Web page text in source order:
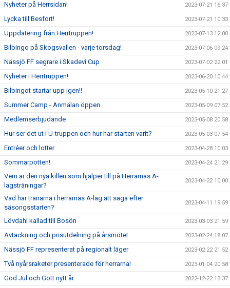
Nyheter på Herrsidan! 2023-07-21 16:37
Lycka till Besfort! 2023-07-21 10:33
Uppdatering från Herrtruppen! 2023-07-13 12:00
Bilbingo på Skogsvallen - varje torsdag! 2023-07-06 09:24
Nässjö FF segrare i Skadevi Cup 2023-07-02 22:01
Nyheter i Herrtruppen! 2023-06-20 10:44
Bilbingot startar upp igen!! 2023-05-10 21:27
Summer Camp - Anmälan öppen 2023-05-09 07:52
Medlemserbjudande 2023-05-08 20:58
Hur ser det ut i U-truppen och hur har starten varit? 2023-05-03 07:54
Entréer och lotter 2023-04-28 10:03
Sommarpotten! 2023-04-24 21:29
Vem är den nya killen som hjälper till på Herrarnas A-
lagsträningar?
2023-04-22 10:00
Vad har tränarna i herrarnas A-lag att säga efter
säsongsstarten?
2023-04-11 19:59
Lövdahl kallad till Bosön 2023-03-03 21:59
Avtackning och prisutdelning på årsmötet 2023-02-24 18:07
Nässjö FF representerat på regionalt läger 2023-02-22 21:52
Två nyårsraketer presenterade för herrarna! 2023-01-04 20:58
God Jul och Gott nytt år 2022-12-22 13:37